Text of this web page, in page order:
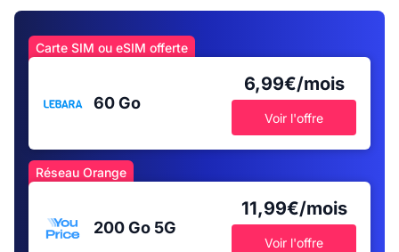
Carte SIM ou eSIM offerte
60 Go
6,99€/mois
Voir l'offre
Réseau Orange
200 Go 5G
11,99€/mois
Voir l'offre